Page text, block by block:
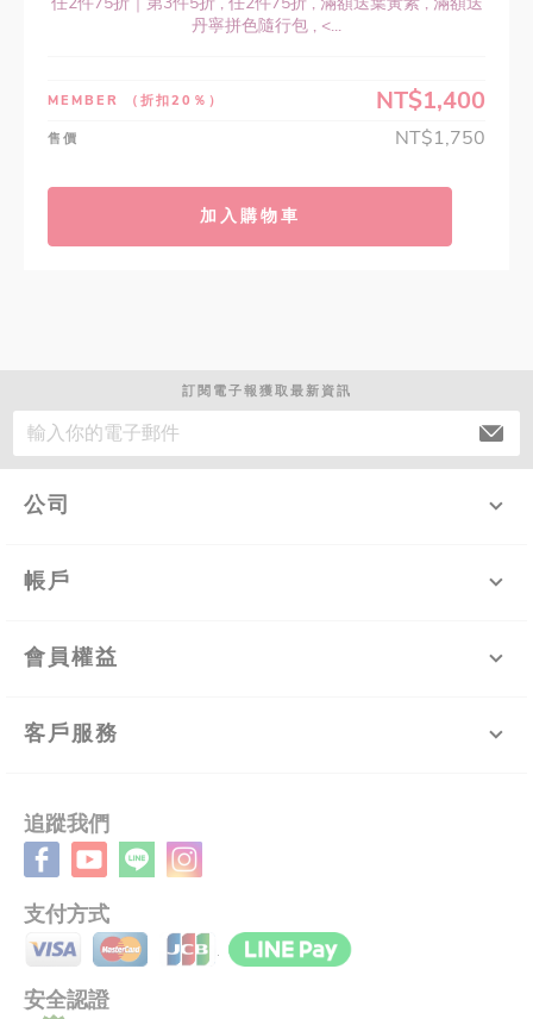
丹寧拼色隨行包 , <...
MEMBER （折扣20％） NT$1,400
售價 NT$1,750
加入購物車
訂閱電子報獲取最新資訊
公司
帳戶
會員權益
客戶服務
追蹤我們
支付方式
安全認證